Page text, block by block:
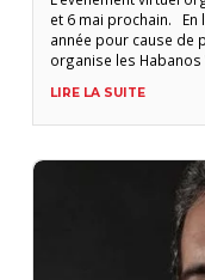
et 6 mai prochain. En
année pour cause de
organise les Habanos
organisés « en
LIRE LA SUITE